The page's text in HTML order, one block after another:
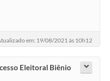
em: 19/08/2021 às 10h12
Eleitoral Biênio